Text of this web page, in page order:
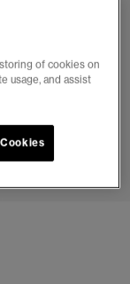
of cookies on
usage, and assist